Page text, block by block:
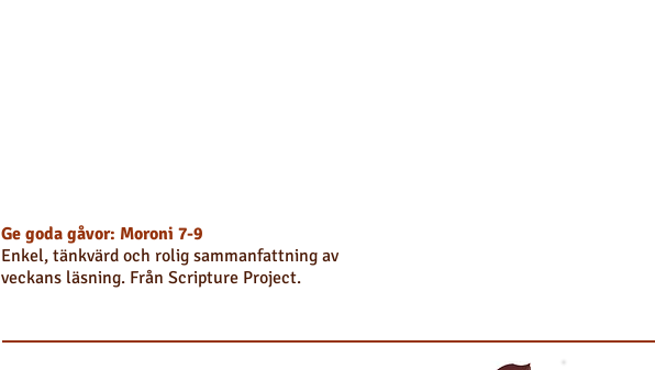
Ge goda gåvor: Moroni 7-9
Enkel, tänkvärd och rolig sammanfattning av
veckans läsning. Från Scripture Project.